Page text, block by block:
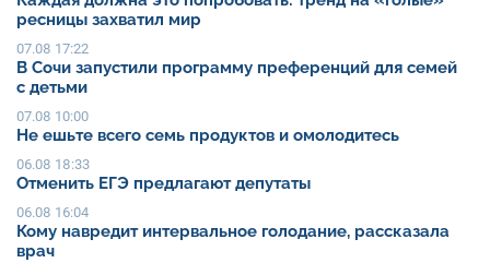
ресницы захватил мир
07.08 17:22
В Сочи запустили программу преференций для семей
с детьми
07.08 10:00
Не ешьте всего семь продуктов и омолодитесь
06.08 18:33
Отменить ЕГЭ предлагают депутаты
06.08 16:04
Кому навредит интервальное голодание, рассказала
врач